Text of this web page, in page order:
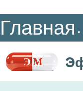
Главная •